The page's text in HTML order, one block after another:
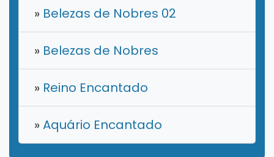
» Belezas de Nobres 02
» Belezas de Nobres
» Reino Encantado
»Aquário Encantado